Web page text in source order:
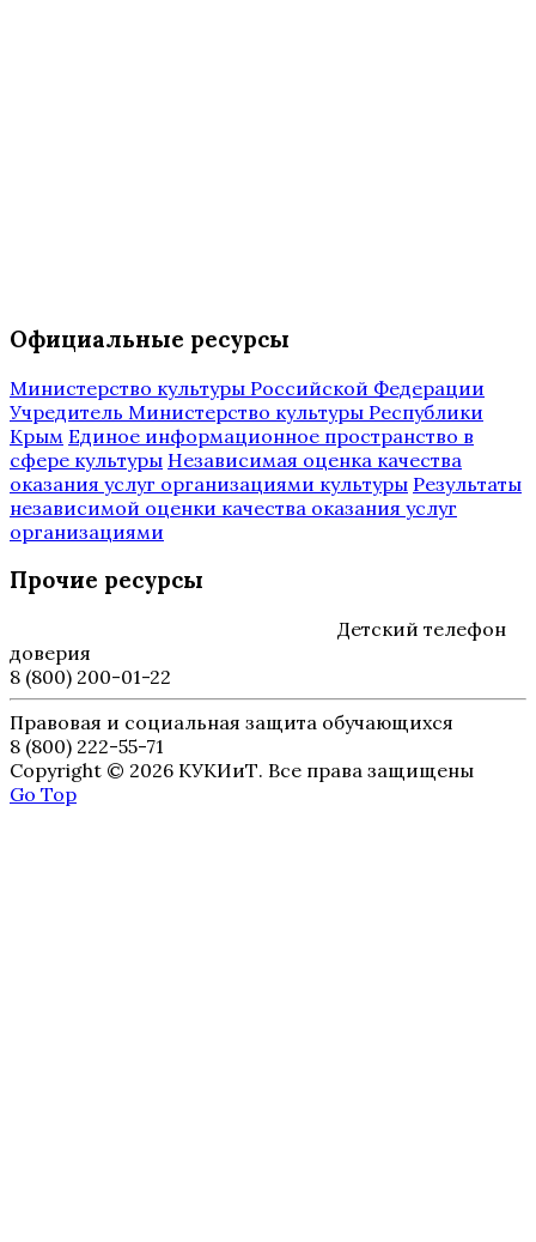
Официальные ресурсы
Министерство культуры Российской Федерации
Учредитель Министерство культуры Республики
Крым Единое информационное пространство в
сфере культуры Независимая оценка качества
оказания услуг организациями культуры Результаты
независимой оценки качества оказания услуг
организациями
Прочие ресурсы
Детский телефон
доверия
8 (800) 200-01-22
Правовая и социальная защита обучающихся
8 (800) 222-55-71
Copyright © 2026 КУКИиТ. Все права защищены
Go Top